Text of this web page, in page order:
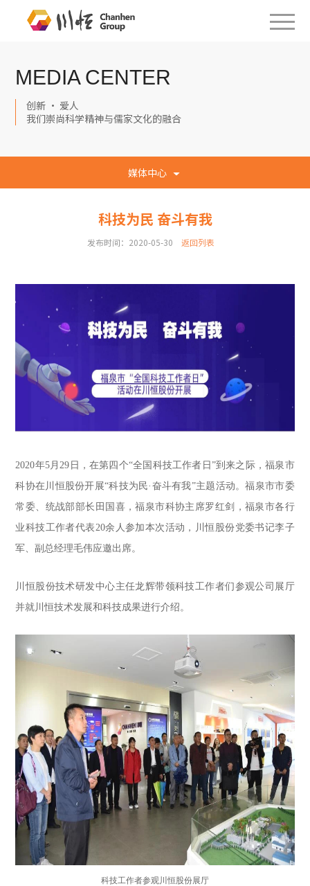
MEDIA CENTER
创新 · 爱人
我们崇尚科学精神与儒家文化的融合
媒体中心
科技为民 奋斗有我
发布时间：2020-05-30 返回列表
2020年5月29日，在第四个“全国科技工作者日”到来之际，福泉市
科协在川恒股份开展“科技为民·奋斗有我”主题活动。福泉市市委
常委、统战部部长田国喜，福泉市科协主席罗红剑，福泉市各行
业科技工作者代表20余人参加本次活动，川恒股份党委书记李子
军、副总经理毛伟应邀出席。
川恒股份技术研发中心主任龙辉带领科技工作者们参观公司展厅
并就川恒技术发展和科技成果进行介绍。
科技工作者参观川恒股份展厅